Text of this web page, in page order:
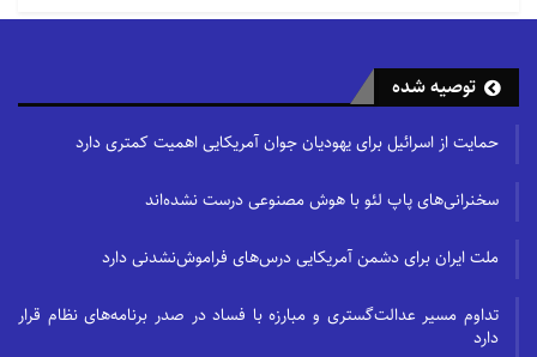
توصیه شده
حمایت از اسرائیل برای یهودیان جوان آمریکایی اهمیت کمتری دارد
سخنرانی‌های پاپ لئو با هوش مصنوعی درست نشده‌اند
ملت ایران برای دشمن آمریکایی درس‌های فراموش‌نشدنی دارد
تداوم مسیر عدالت‌گستری و مبارزه با فساد در صدر برنامه‌های نظام قرار
دارد